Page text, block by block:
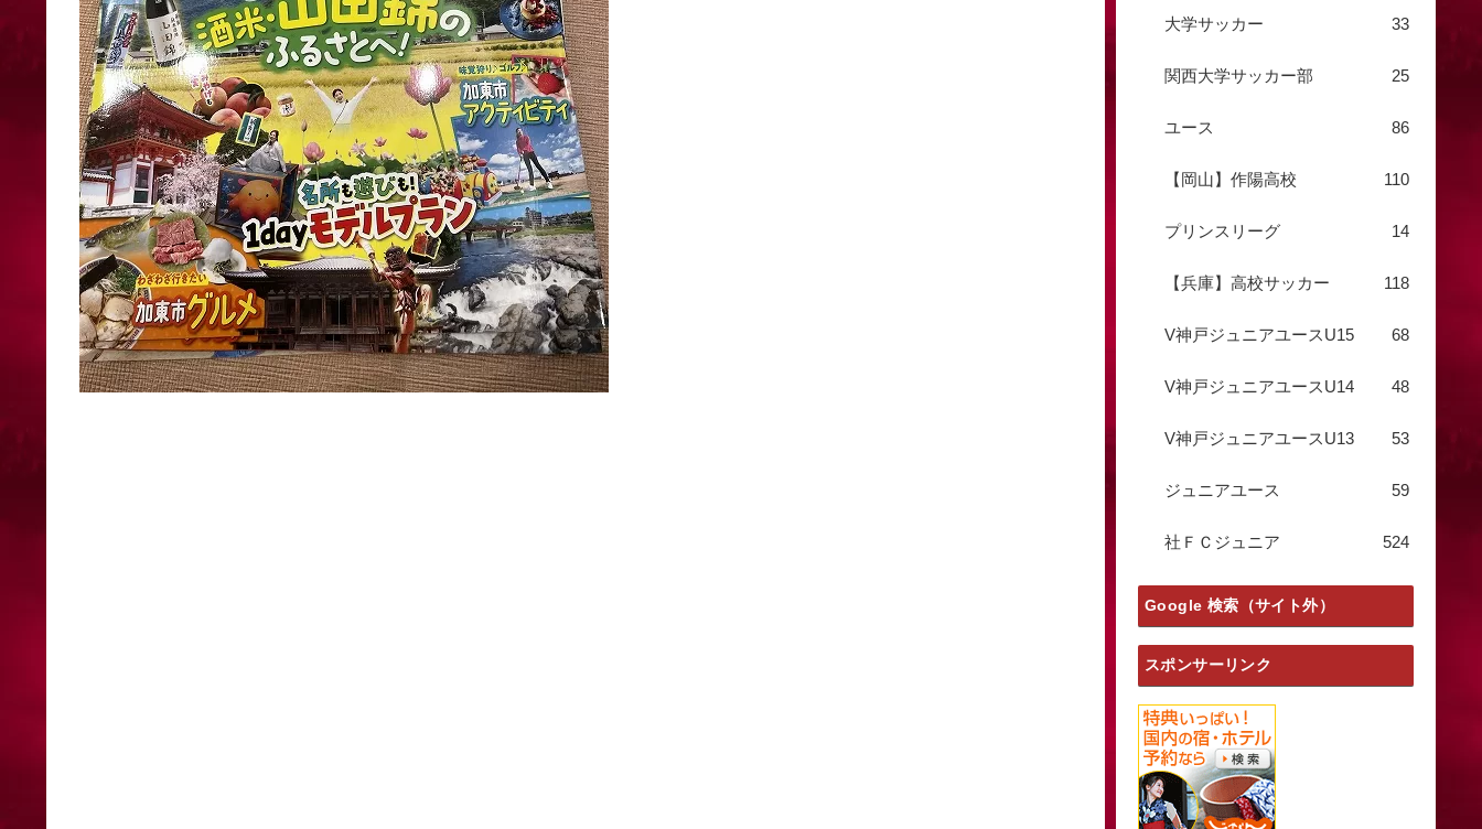
大学サッカー 33
関西大学サッカー部 25
ユース 86
【岡山】作陽高校 110
プリンスリーグ 14
【兵庫】高校サッカー 118
V神戸ジュニアユースU15 68
V神戸ジュニアユースU14 48
V神戸ジュニアユースU13 53
ジュニアユース 59
社ＦＣジュニア 524
Google 検索（サイト外）
スポンサーリンク